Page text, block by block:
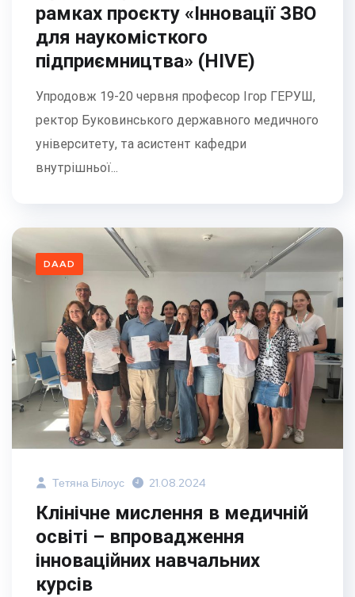
рамках проєкту «Інновації ЗВО
для наукомісткого
підприємництва» (HIVE)
Упродовж 19-20 червня професор Ігор ГЕРУШ,
ректор Буковинського державного медичного
університету, та асистент кафедри
внутрішньої...
DAAD
Тетяна Білоус 21.08.2024
Клінічне мислення в медичній
освіті – впровадження
інноваційних навчальних
курсів